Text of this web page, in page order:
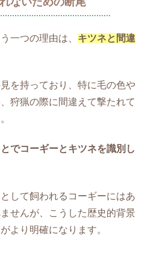
一つの理由は、 キツネと間違
を持っており、特に毛の色や
狩猟の際に間違えて撃たれて
でコーギーとキツネを識別し
して飼われるコーギーにはあ
せんが、こうした歴史的背景
より明確になります。